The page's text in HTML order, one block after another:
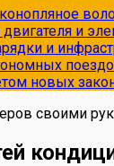
и
и
новых
своими